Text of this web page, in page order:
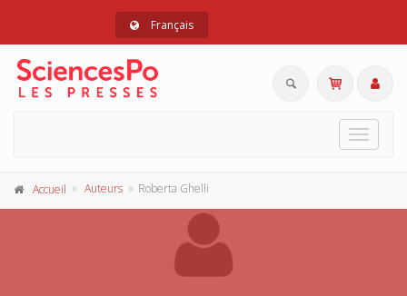
Français
Toggle
Accueil Auteurs Roberta Ghelli